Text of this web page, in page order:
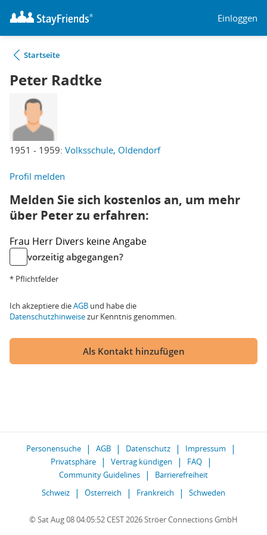
Einloggen
Startseite
Peter Radtke
1951 - 1959: Volksschule, Oldendorf
Profil melden
Melden Sie sich kostenlos an, um mehr
über Peter zu erfahren:
Frau Herr Divers keine Angabe
vorzeitig abgegangen?
* Pflichtfelder
Ich akzeptiere dieAGB und habe die
Datenschutzhinweisezur Kenntnis genommen.
Als Kontakt hinzufügen
Personensuche AGB Datenschutz
Impressum
Privatsphäre
Vertrag kündigen
FAQ
Community Guidelines
Barrierefreiheit
Schweiz
Österreich Frankreich Schweden
© Sat Aug 08 04:05:52 CEST 2026 Ströer Connections GmbH